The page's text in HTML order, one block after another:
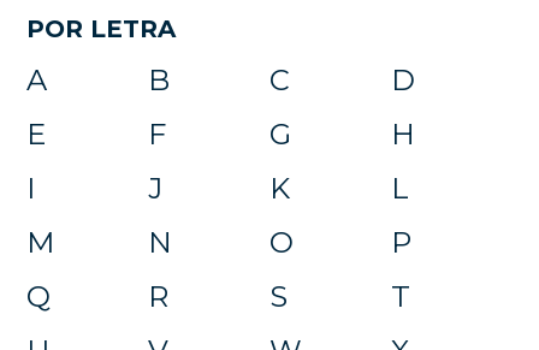
POR LETRA
A B C
D
E
F G
H
I
J K
L
M
N O
P
Q
R S
T